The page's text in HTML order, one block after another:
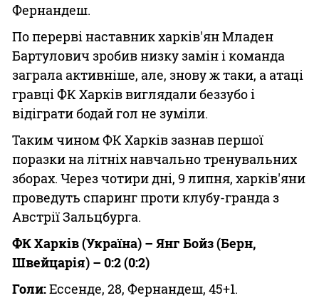
Фернандеш.
По перерві наставник харків'ян Младен
Бартулович зробив низку замін і команда
заграла активніше, але, знову ж таки, а атаці
гравці ФК Харків виглядали беззубо і
відіграти бодай гол не зуміли.
Таким чином ФК Харків зазнав першої
поразки на літніх навчально тренувальних
зборах. Через чотири дні, 9 липня, харків'яни
проведуть спаринг проти клубу-гранда з
Австрії Зальцбурга.
ФК Харків (Україна) – Янг Бойз (Берн,
Швейцарія) – 0:2 (0:2)
Голи:Ессенде, 28, Фернандеш, 45+1.